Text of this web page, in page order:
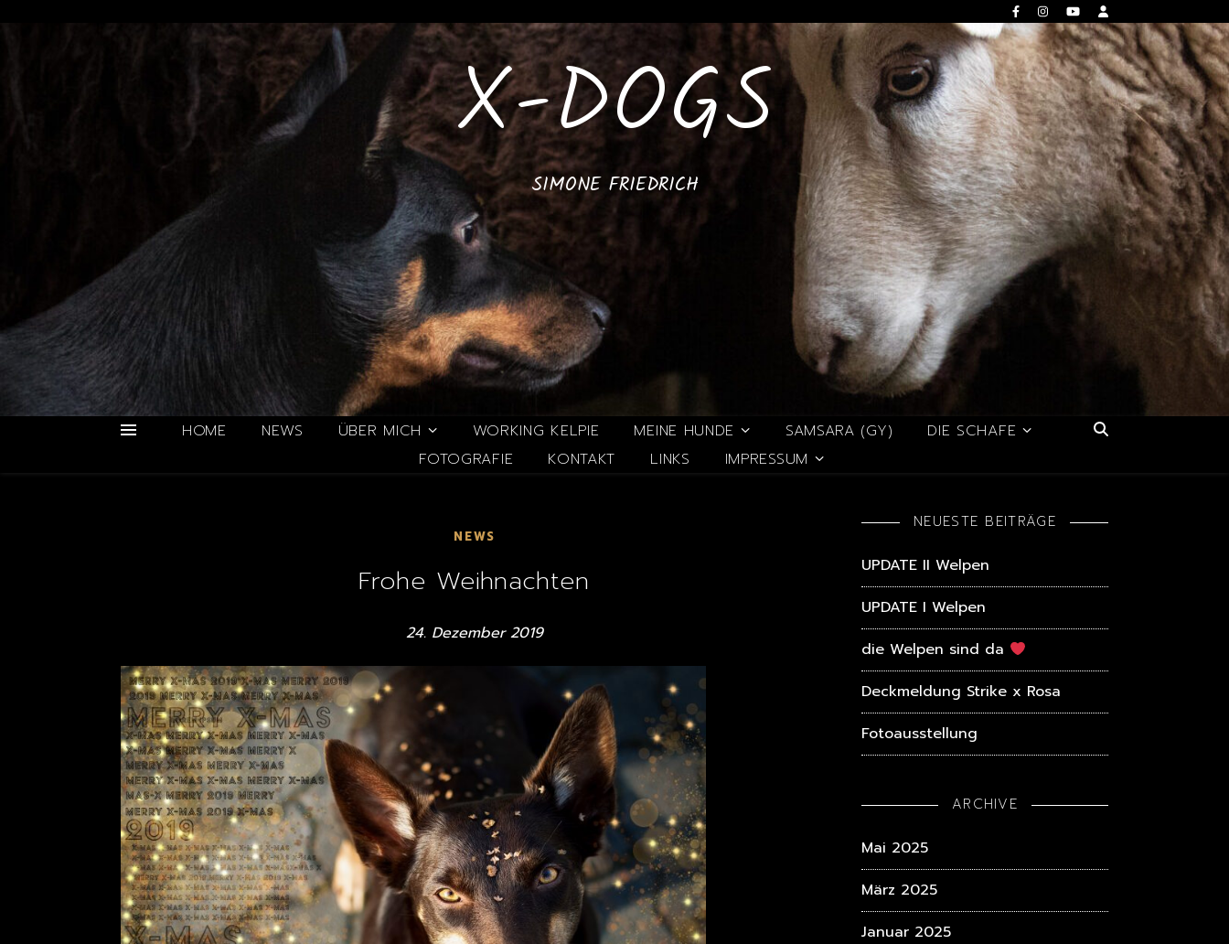
X-DOGS
SIMONE FRIEDRICH
HOME NEWS ÜBER MICH WORKING KELPIE MEINE HUNDE SAMSARA (GY)
DIE SCHAFE
FOTOGRAFIE
KONTAKT LINKS IMPRESSUM
NEWS
Frohe Weihnachten
24. Dezember 2019
NEUESTE BEITRÄGE
UPDATE II Welpen
UPDATE I Welpen
die Welpen sind da
Deckmeldung Strike x Rosa
Fotoausstellung
ARCHIVE
Mai 2025
März 2025
Januar 2025